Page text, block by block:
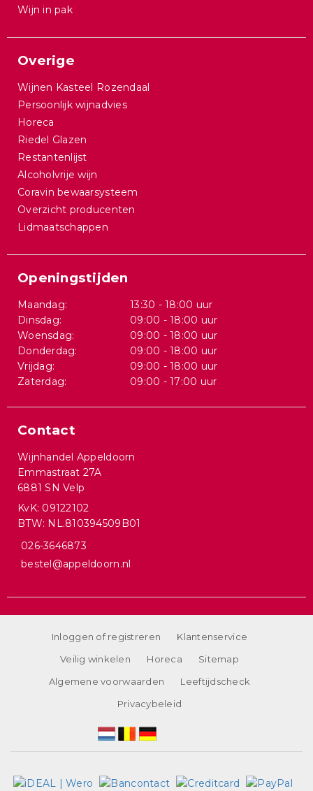
Wijn in pak
Overige
Wijnen Kasteel Rozendaal
Persoonlijk wijnadvies
Horeca
Riedel Glazen
Restantenlijst
Alcoholvrije wijn
Coravin bewaarsysteem
Overzicht producenten
Lidmaatschappen
Openingstijden
Maandag:
13:30 - 18:00 uur
Dinsdag:
09:00 - 18:00 uur
Woensdag:
09:00 - 18:00 uur
Donderdag:
09:00 - 18:00 uur
Vrijdag:
09:00 - 18:00 uur
Zaterdag:
09:00 - 17:00 uur
Contact
Wijnhandel Appeldoorn
Emmastraat 27A
6881 SN Velp
KvK: 09122102
BTW: NL.810394509B01
026-3646873
bestel@appeldoorn.nl
Inloggen of registreren
Klantenservice
Veilig winkelen
Horeca
Sitemap
Algemene voorwaarden
Leeftijdscheck
Privacybeleid